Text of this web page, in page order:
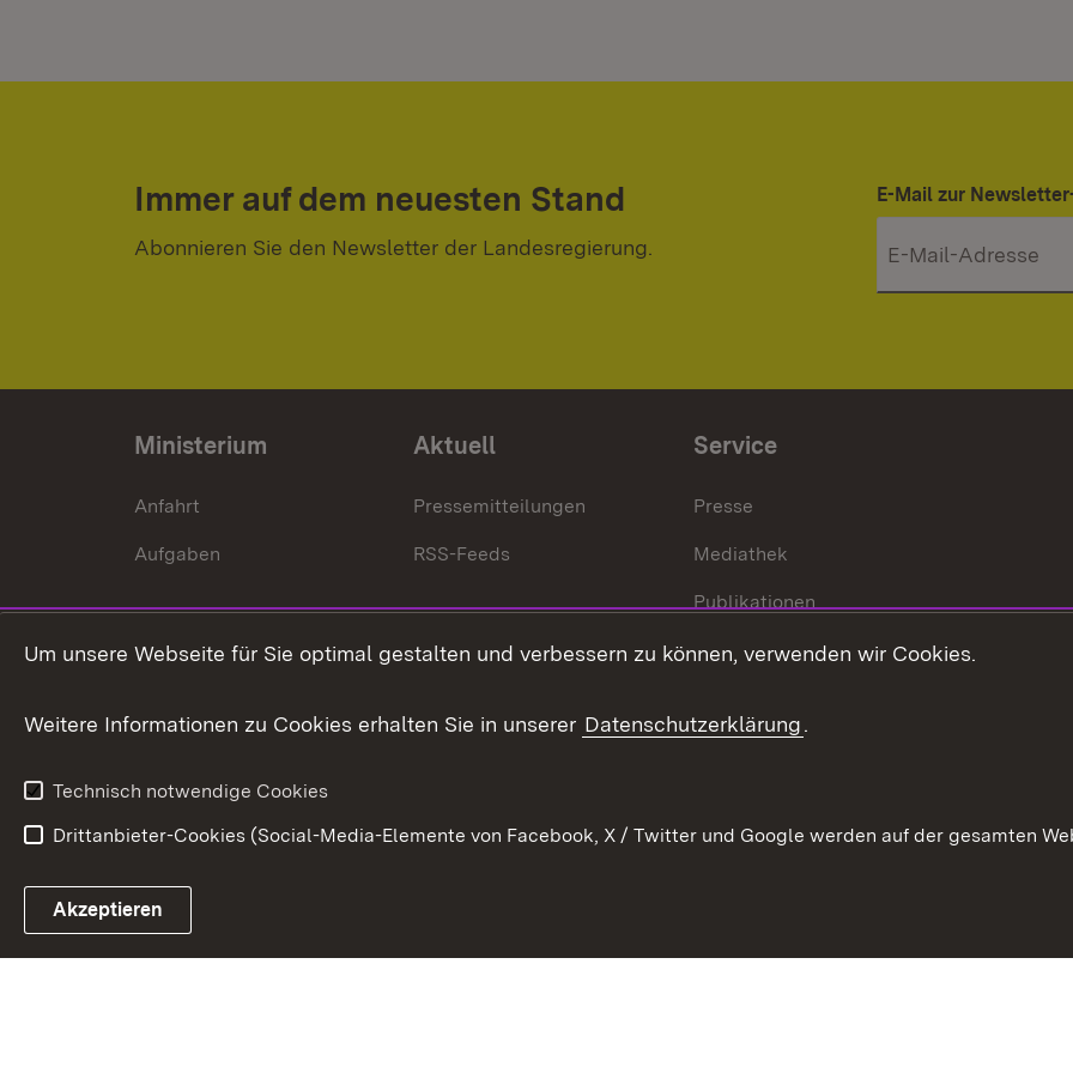
Immer auf dem neuesten Stand
Abonnieren Sie den Newsletter der Landesregierung.
E-Mail zur
Ministerium
Anfahrt
Aufgaben
Aktuell
Pressemitteilungen
RSS-Feeds
Service
Presse
Mediathek
Publikationen
Stellen und Ausbildung
Verkehrsinformationen
Link zum Landesportal
Um unsere Webseite für Sie optimal gestalten und verbessern zu können, verwenden wir Cookies.
Weitere Informationen zu Cookies erhalten Sie in unserer Datenschutzerklärung.
Technisch notwendige Cookies
Drittanbieter-Cookies (Social-Media-Elemente von Facebook, X / Twitter und Google werden auf der gesamten
Akzeptieren